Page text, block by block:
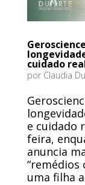
cuidado
por Claudia
e cuidado
feira,
anuncia
“remédios
uma filha